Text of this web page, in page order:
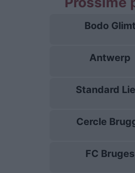
Bodo Glimt
Antwerp
Standard
Cercle
FC Bruges